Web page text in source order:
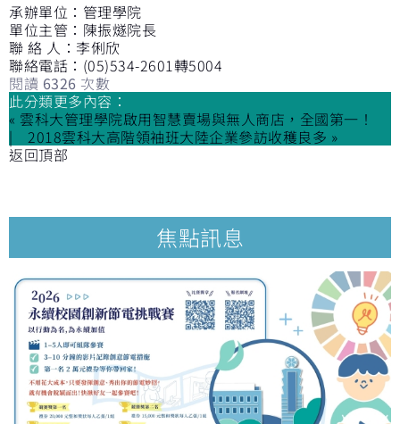
承辦單位：管理學院
單位主管：陳振燧院長
聯 絡 人：李俐欣
聯絡電話：(05)534-2601轉5004
閱讀 6326 次數
此分類更多內容：
« 雲科大管理學院啟用智慧賣場與無人商店，全國第一！
2018雲科大高階領袖班大陸企業參訪收穫良多 »
返回頂部
焦點訊息